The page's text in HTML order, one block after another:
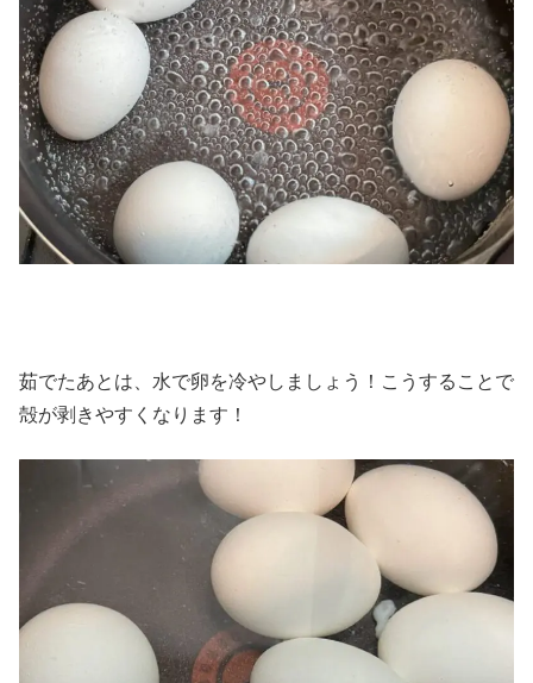
茹でたあとは、水で卵を冷やしましょう！こうすることで
殻が剥きやすくなります！